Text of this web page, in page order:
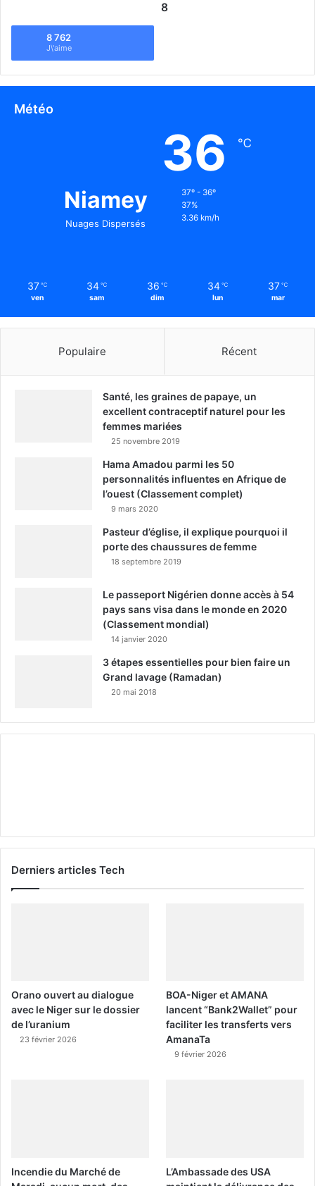
8
8 762
J\'aime
Météo
Niamey
Nuages Dispersés
36 ℃
37º - 36º
37%
3.36 km/h
37 ℃
ven
34 ℃
sam
36 ℃
dim
34 ℃
lun
37 ℃
mar
Populaire Récent
Santé, les graines de papaye, un
excellent contraceptif naturel pour les
femmes mariées
25 novembre 2019
Hama Amadou parmi les 50
personnalités influentes en Afrique de
l’ouest (Classement complet)
9 mars 2020
Pasteur d’église, il explique pourquoi il
porte des chaussures de femme
18 septembre 2019
Le passeport Nigérien donne accès à 54
pays sans visa dans le monde en 2020
(Classement mondial)
14 janvier 2020
3 étapes essentielles pour bien faire un
Grand lavage (Ramadan)
20 mai 2018
Derniers articles Tech
Orano ouvert au dialogue
avec le Niger sur le dossier
de l’uranium
23 février 2026
BOA-Niger et AMANA
lancent “Bank2Wallet” pour
faciliter les transferts vers
AmanaTa
9 février 2026
Incendie du Marché de
L’Ambassade des USA